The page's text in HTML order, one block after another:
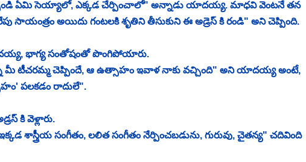
ఏమి సెయ్యాలో, ఎక్కడ చేర్పించాలో" అన్నాడు యాదయ్య. మాధవి వెంటనే తన
సాయంత్రం అయిదు గంటలకి శృతిని తీసుకుని ఈ అడ్రెస్ కి రండి" అని చెప్పింది.
భాగ్య సంతోషంతో పొంగిపోయారు.
మీ టీచరమ్మ చెప్పిందే, ఆ ఉత్సాహం ఇవాళ నాకు వచ్చింది" అని యాదయ్య అంటే,
పలకడం రాదులే".
కి వెళ్లారు.
శాస్త్రీయ సంగీతం, లలిత సంగీతం నేర్పించబడును, గురువు, చైతన్య" చదివింది